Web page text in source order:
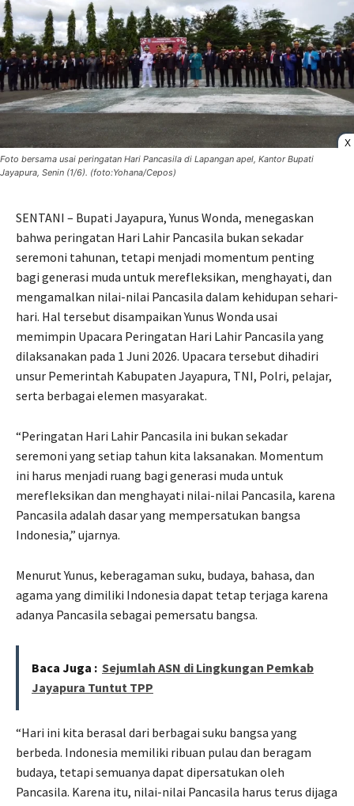
X
Foto bersama usai peringatan Hari Pancasila di Lapangan apel, Kantor Bupati
Jayapura, Senin (1/6). (foto:Yohana/Cepos)
SENTANI – Bupati Jayapura, Yunus Wonda, menegaskan
bahwa peringatan Hari Lahir Pancasila bukan sekadar
seremoni tahunan, tetapi menjadi momentum penting
bagi generasi muda untuk merefleksikan, menghayati, dan
mengamalkan nilai-nilai Pancasila dalam kehidupan sehari-
hari. Hal tersebut disampaikan Yunus Wonda usai
memimpin Upacara Peringatan Hari Lahir Pancasila yang
dilaksanakan pada 1 Juni 2026. Upacara tersebut dihadiri
unsur Pemerintah Kabupaten Jayapura, TNI, Polri, pelajar,
serta berbagai elemen masyarakat.
“Peringatan Hari Lahir Pancasila ini bukan sekadar
seremoni yang setiap tahun kita laksanakan. Momentum
ini harus menjadi ruang bagi generasi muda untuk
merefleksikan dan menghayati nilai-nilai Pancasila, karena
Pancasila adalah dasar yang mempersatukan bangsa
Indonesia,” ujarnya.
Menurut Yunus, keberagaman suku, budaya, bahasa, dan
agama yang dimiliki Indonesia dapat tetap terjaga karena
adanya Pancasila sebagai pemersatu bangsa.
Baca Juga : Sejumlah ASN di Lingkungan Pemkab
Jayapura Tuntut TPP
“Hari ini kita berasal dari berbagai suku bangsa yang
berbeda. Indonesia memiliki ribuan pulau dan beragam
budaya, tetapi semuanya dapat dipersatukan oleh
Pancasila. Karena itu, nilai-nilai Pancasila harus terus dijaga